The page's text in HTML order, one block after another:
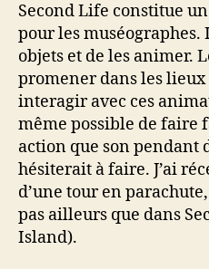
Second Life constitue
pour les
objets et de les animer.
promener dans les lieux
interagir avec ces
même possible de faire
action que son pendant
hésiterait à faire. J’ai
d’une tour en
pas ailleurs que dans
Island).